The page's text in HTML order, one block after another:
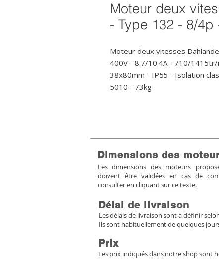
Moteur deux
- Type 132 - 8/4p
Moteur deux vitesses
400V - 8.7/10.4A - 710/1415tr/
38x80mm - IP55 - Isolation
5010 - 73kg
Dimensions des
Les dimensions des moteurs
doivent être validées en cas de
consulteren cliquant sur ce texte.
Délai de livraison
Les délais de livraison sont à définir
Ils sont habituellement de quelques
Prix
Les prix indiqués dans notre shop sont